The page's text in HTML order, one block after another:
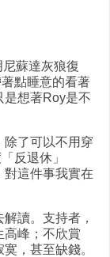
蘇達灰狼復
點睡意的看著
是想著Roy是不
除了可以不用穿
反退休」
對這件事我實在
讀。支持者，
高峰；不欣賞
，甚至缺錢。